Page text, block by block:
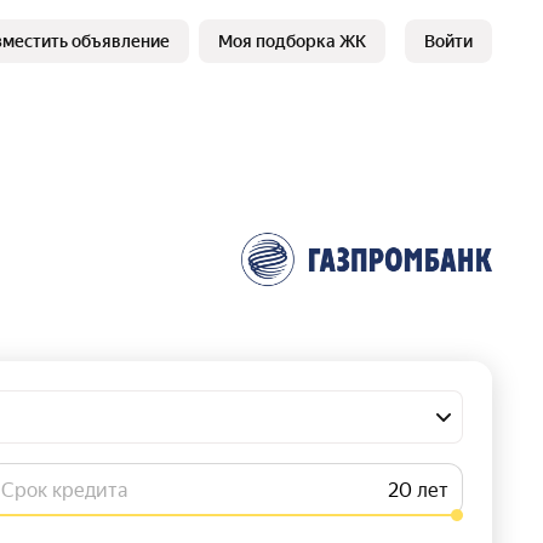
объявление Моя подборка ЖК Войти
Срок кредита лет